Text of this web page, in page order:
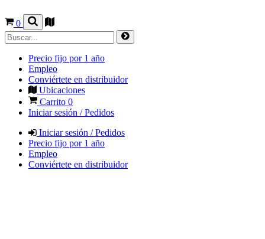
0
Precio fijo por 1 año
Empleo
Conviértete en distribuidor
Ubicaciones
Carrito 0
Iniciar sesión / Pedidos
Iniciar sesión / Pedidos
Precio fijo por 1 año
Empleo
Conviértete en distribuidor